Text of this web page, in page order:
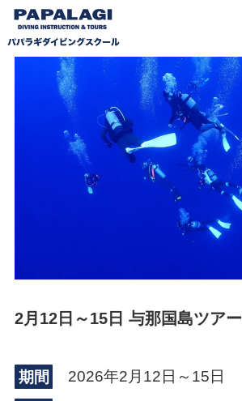
2月12日～15日 与那国島ツアー
期間 2026年2月12日～15日